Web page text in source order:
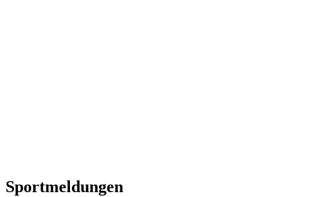
Sportmeldungen